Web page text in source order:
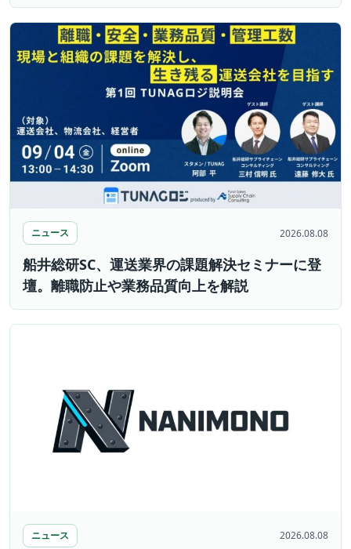
ニュース 2026.08.08
船井総研SC、運送業界の課題解決セミナーに登
壇。離職防止や業務品質向上を解説
ニュース 2026.08.08